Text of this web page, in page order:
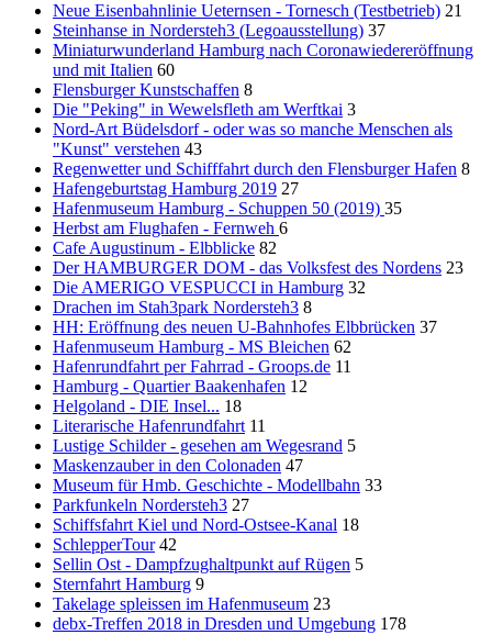
Neue Eisenbahnlinie Ueternsen - Tornesch (Testbetrieb) 21
Steinhanse in Nordersteh3 (Legoausstellung) 37
Miniaturwunderland Hamburg nach Coronawiedereröffnung
und mit Italien 60
Flensburger Kunstschaffen 8
Die "Peking" in Wewelsfleth am Werftkai 3
Nord-Art Büdelsdorf - oder was so manche Menschen als
"Kunst" verstehen 43
Regenwetter und Schifffahrt durch den Flensburger Hafen 8
Hafengeburtstag Hamburg 2019 27
Hafenmuseum Hamburg - Schuppen 50 (2019) 35
Herbst am Flughafen - Fernweh 6
Cafe Augustinum - Elbblicke 82
Der HAMBURGER DOM - das Volksfest des Nordens 23
Die AMERIGO VESPUCCI in Hamburg 32
Drachen im Stah3park Nordersteh3 8
HH: Eröffnung des neuen U-Bahnhofes Elbbrücken 37
Hafenmuseum Hamburg - MS Bleichen 62
Hafenrundfahrt per Fahrrad - Groops.de 11
Hamburg - Quartier Baakenhafen 12
Helgoland - DIE Insel... 18
Literarische Hafenrundfahrt 11
Lustige Schilder - gesehen am Wegesrand 5
Maskenzauber in den Colonaden 47
Museum für Hmb. Geschichte - Modellbahn 33
Parkfunkeln Nordersteh3 27
Schiffsfahrt Kiel und Nord-Ostsee-Kanal 18
SchlepperTour 42
Sellin Ost - Dampfzughaltpunkt auf Rügen 5
Sternfahrt Hamburg 9
Takelage spleissen im Hafenmuseum 23
debx-Treffen 2018 in Dresden und Umgebung 178